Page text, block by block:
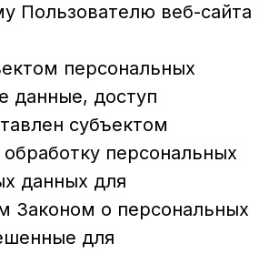
Пользователю веб-сайта
персональных
данные, доступ
субъектом
персональных
данных для
Законом о персональных
для